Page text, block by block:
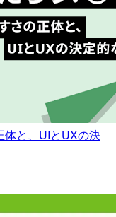
と、UIとUXの決